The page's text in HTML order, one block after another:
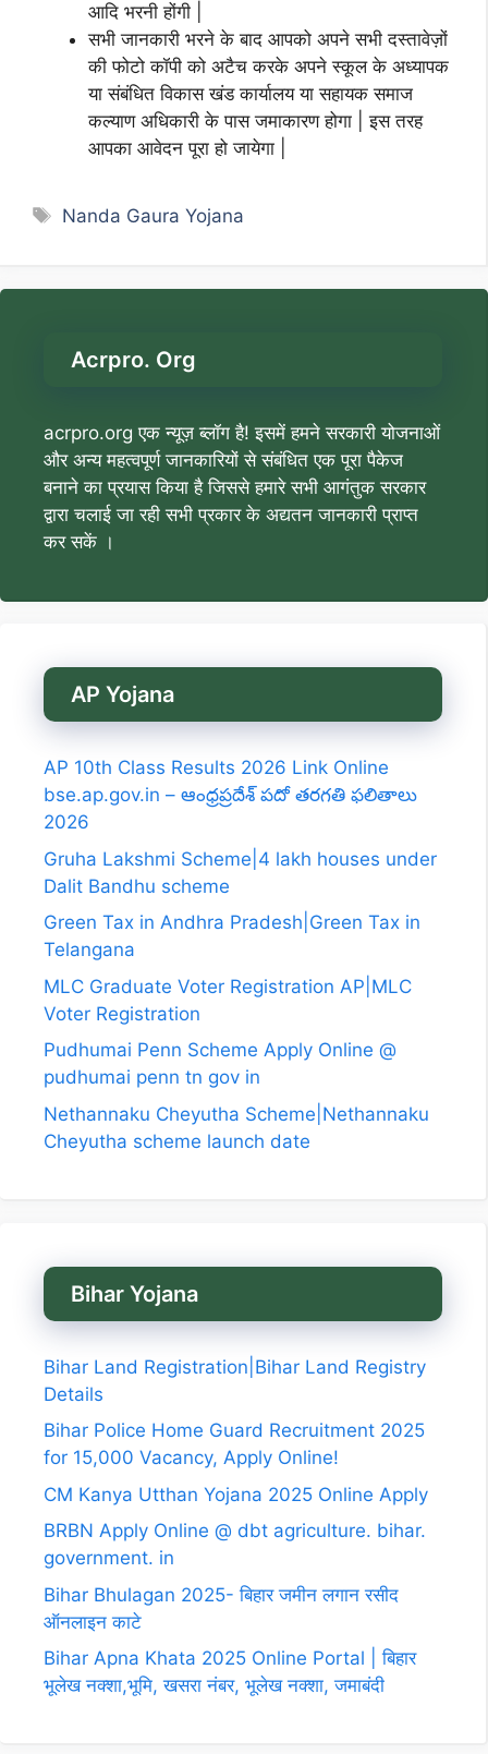
आदि भरनी होंगी |
सभी जानकारी भरने के बाद आपको अपने सभी दस्तावेज़ों
की फोटो कॉपी को अटैच करके अपने स्कूल के अध्यापक
या संबंधित विकास खंड कार्यालय या सहायक समाज
कल्याण अधिकारी के पास जमाकारण होगा | इस तरह
आपका आवेदन पूरा हो जायेगा |
Tags
Nanda Gaura Yojana
Acrpro. Org
acrpro.org एक न्यूज़ ब्लॉग है! इसमें हमने सरकारी योजनाओं
और अन्य महत्वपूर्ण जानकारियों से संबंधित एक पूरा पैकेज
बनाने का प्रयास किया है जिससे हमारे सभी आगंतुक सरकार
द्वारा चलाई जा रही सभी प्रकार के अद्यतन जानकारी प्राप्त
कर सकें ।
AP Yojana
AP 10th Class Results 2026 Link Online
bse.ap.gov.in – ఆంధ్రప్రదేశ్ పదో తరగతి ఫలితాలు
2026
Gruha Lakshmi Scheme|4 lakh houses under
Dalit Bandhu scheme
Green Tax in Andhra Pradesh|Green Tax in
Telangana
MLC Graduate Voter Registration AP|MLC
Voter Registration
Pudhumai Penn Scheme Apply Online @
pudhumai penn tn gov in
Nethannaku Cheyutha Scheme|Nethannaku
Cheyutha scheme launch date
Bihar Yojana
Bihar Land Registration|Bihar Land Registry
Details
Bihar Police Home Guard Recruitment 2025
for 15,000 Vacancy, Apply Online!
CM Kanya Utthan Yojana 2025 Online Apply
BRBN Apply Online @ dbt agriculture. bihar.
government. in
Bihar Bhulagan 2025- बिहार जमीन लगान रसीद
ऑनलाइन काटे
Bihar Apna Khata 2025 Online Portal | बिहार
भूलेख नक्शा,भूमि, खसरा नंबर, भूलेख नक्शा, जमाबंदी